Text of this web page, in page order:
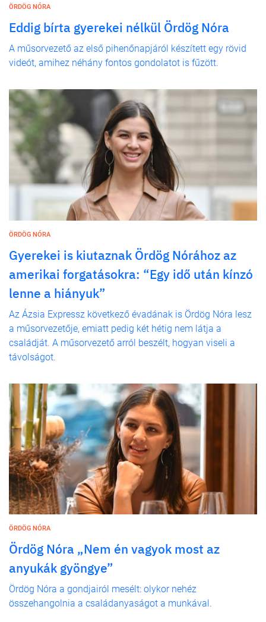
ÖRDÖG NÓRA
Eddig bírta gyerekei nélkül Ördög Nóra
A műsorvezető az első pihenőnapjáról készített egy rövid
videót, amihez néhány fontos gondolatot is fűzött.
ÖRDÖG NÓRA
Gyerekei is kiutaznak Ördög Nórához az
amerikai forgatásokra: “Egy idő után kínzó
lenne a hiányuk”
Az Ázsia Expressz következő évadának is Ördög Nóra lesz
a műsorvezetője, emiatt pedig két hétig nem látja a
családját. A műsorvezető arról beszélt, hogyan viseli a
távolságot.
ÖRDÖG NÓRA
Ördög Nóra „Nem én vagyok most az
anyukák gyöngye”
Ördög Nóra a gondjairól mesélt: olykor nehéz
összehangolnia a családanyaságot a munkával.